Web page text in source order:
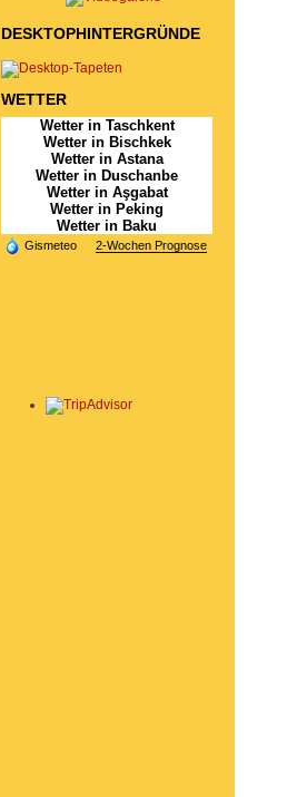
DESKTOPHINTERGRÜNDE
WETTER
Wetter in Taschkent
Wetter in Bischkek
Wetter in Astana
Wetter in Duschanbe
Wetter in Aşgabat
Wetter in Peking
Wetter in Baku
Gismeteo 2-Wochen Prognose